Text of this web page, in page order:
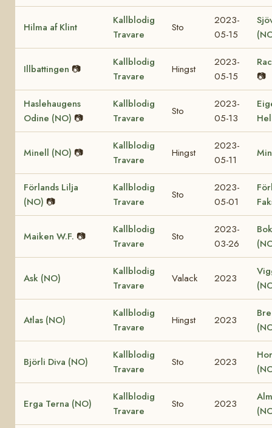
Hilma af Klint
Kallblodig
Travare
Sto
2023-
05-15
Illbattingen 📷
Kallblodig
Travare
Hingst
2023-
05-15
📷
Haslehaugens
Odine (NO) 📷
Kallblodig
Travare
Sto
2023-
05-13
Minell (NO) 📷
Kallblodig
Travare
Hingst
2023-
05-11
Förlands Lilja
(NO) 📷
Kallblodig
Travare
Sto
2023-
05-01
Maiken W.F. 📷
Kallblodig
Travare
Sto
2023-
03-26
Ask (NO)
Kallblodig
Travare
Valack 2023
Atlas (NO)
Kallblodig
Travare
Hingst 2023
Björli Diva (NO)
Kallblodig
Travare
Sto 2023
Erga Terna (NO)
Kallblodig
Travare
Sto 2023